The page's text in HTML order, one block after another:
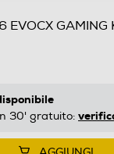
EVOCX GAMING
30' gratuito: